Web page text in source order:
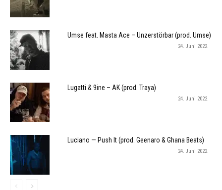
Umse feat. Masta Ace – Unzerstörbar (prod. Umse)
24. Juni 2022
Lugatti & 9ine – AK (prod. Traya)
24. Juni 2022
Luciano — Push It (prod. Geenaro & Ghana Beats)
24. Juni 2022